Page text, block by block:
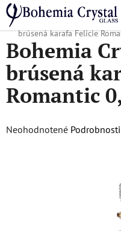
Prejsť
na
obsah
Domov
/ Obľúbené kolekcie /
brúsená karafa Felicie
Bohemia
brúsená
Romantic
Priemerné
Neohodnotené